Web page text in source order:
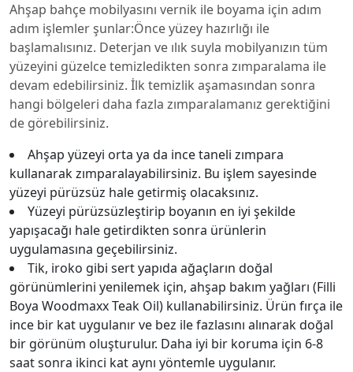
Ahşap bahçe mobilyasını vernik ile boyama için adım
adım işlemler şunlar:Önce yüzey hazırlığı ile
başlamalısınız. Deterjan ve ılık suyla mobilyanızın tüm
yüzeyini güzelce temizledikten sonra zımparalama ile
devam edebilirsiniz. İlk temizlik aşamasından sonra
hangi bölgeleri daha fazla zımparalamanız gerektiğini
de görebilirsiniz.
Ahşap yüzeyi orta ya da ince taneli zımpara
kullanarak zımparalayabilirsiniz. Bu işlem sayesinde
yüzeyi pürüzsüz hale getirmiş olacaksınız.
Yüzeyi pürüzsüzleştirip boyanın en iyi şekilde
yapışacağı hale getirdikten sonra ürünlerin
uygulamasına geçebilirsiniz.
Tik, iroko gibi sert yapıda ağaçların doğal
görünümlerini yenilemek için, ahşap bakım yağları (Filli
Boya Woodmaxx Teak Oil) kullanabilirsiniz. Ürün fırça ile
ince bir kat uygulanır ve bez ile fazlasını alınarak doğal
bir görünüm oluşturulur. Daha iyi bir koruma için 6-8
saat sonra ikinci kat aynı yöntemle uygulanır.